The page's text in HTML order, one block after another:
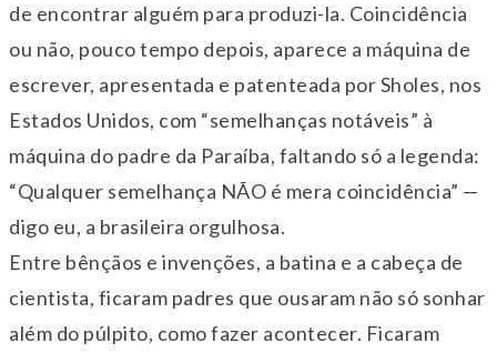
de encontrar alguém para produzi-la. Coincidência
ou não, pouco tempo depois, aparece a máquina de
escrever, apresentada e patenteada por Sholes, nos
Estados Unidos, com “semelhanças notáveis” à
máquina do padre da Paraíba, faltando só a legenda:
“Qualquer semelhança NÃO é mera coincidência” —
digo eu, a brasileira orgulhosa.
Entre bênçãos e invenções, a batina e a cabeça de
cientista, ficaram padres que ousaram não só sonhar
além do púlpito, como fazer acontecer. Ficaram